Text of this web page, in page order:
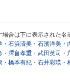
合は下に表示された名
・ 石浜済美 ・ 石濱洋美 ・
・ 澤畠孝重 ・ 武田英司 ・
・ 橋本有紀 ・ 石井彩瑛 ・